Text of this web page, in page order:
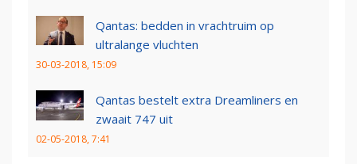
Qantas: bedden in vrachtruim op
ultralange vluchten
30-03-2018, 15:09
Qantas bestelt extra Dreamliners en
zwaait 747 uit
02-05-2018, 7:41